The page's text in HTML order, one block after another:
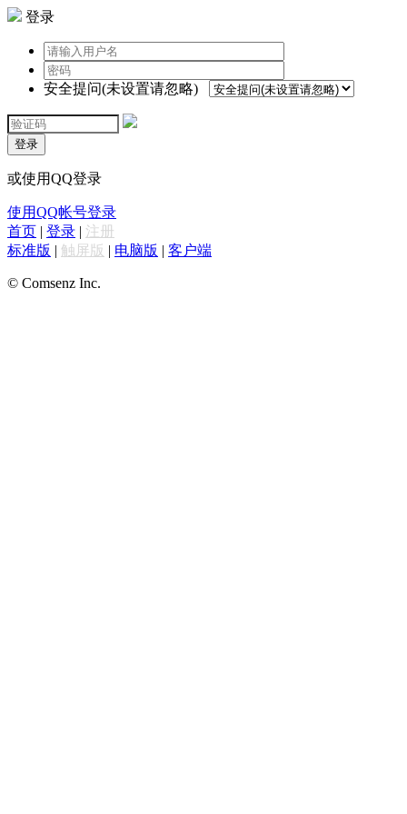
登录
安全提问(未设置请忽略)
登录
或使用QQ登录
使用QQ帐号登录
首页 | 登录 | 注册
标准版 | 触屏版 | 电脑版 | 客户端
© Comsenz Inc.